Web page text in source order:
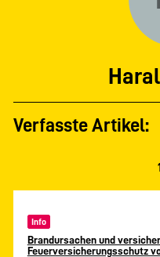
Verfasste Artikel:
Info
Brandursachen und
Feuerversicherungsschutz